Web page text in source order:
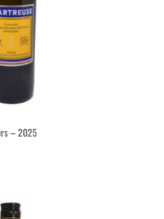
– 2025